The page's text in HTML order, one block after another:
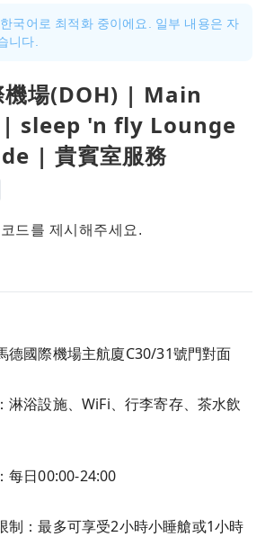
국어로 최적화 중이에요. 일부 내용은 자
니다.
機場(DOH) | Main
sleep 'n fly Lounge
| 貴賓室服務
드를 제시해주세요.
德國際機場主航廈C30/31號門對面
淋浴設施、WiFi、行李寄存、茶水飲
每日00:00-24:00
制：最多可享受2小時小睡艙或1小時